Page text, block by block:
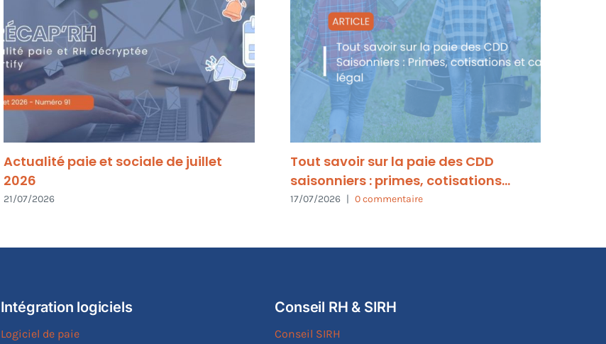
Actualité paie et sociale de juillet
2026
21/07/2026
Tout savoir sur la paie des CDD
saisonniers : primes, cotisations…
17/07/2026 | 0 commentaire
Intégration logiciels
Logiciel de paie
Conseil RH & SIRH
Conseil SIRH